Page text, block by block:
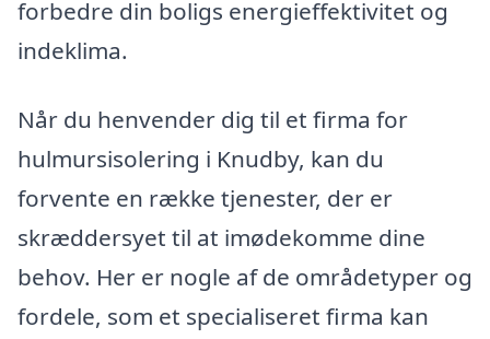
forbedre din boligs energieffektivitet og
indeklima.
Når du henvender dig til et firma for
hulmursisolering i Knudby, kan du
forvente en række tjenester, der er
skræddersyet til at imødekomme dine
behov. Her er nogle af de områdetyper og
fordele, som et specialiseret firma kan